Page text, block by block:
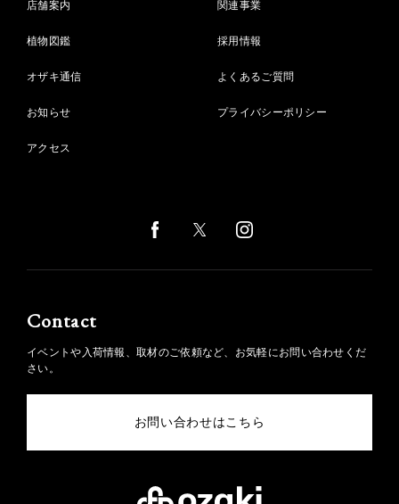
店舗案内
植物図鑑
オザキ通信
お知らせ
アクセス
関連事業
採用情報
よくあるご質問
プライバシーポリシー
Contact
イベントや入荷情報、取材のご依頼など、お気軽にお問い合わせくだ
さい。
お問い合わせはこちら